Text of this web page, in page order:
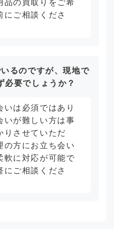
品の買取りをご希
にご相談くださ
るのですが、現地で
必要でしょうか？
いは必須ではあり
いが難しい方は事
りさせていただ
の方にお立ち会い
軟に対応が可能で
にご相談くださ